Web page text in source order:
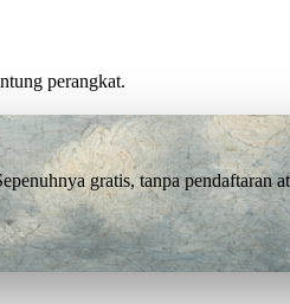
perangkat.
gratis, tanpa pendaftaran